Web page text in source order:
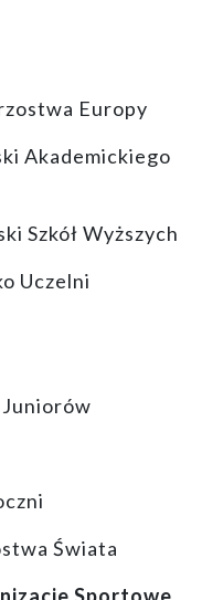
Europy
Akademickiego
Szkół Wyższych
Uczelni
Świata